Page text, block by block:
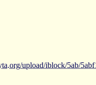
upload/iblock/5ab/